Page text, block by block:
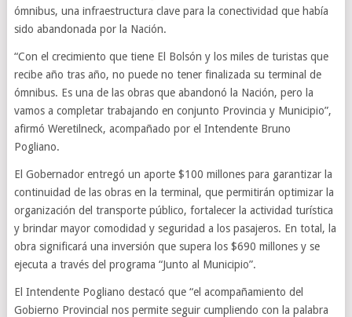
ómnibus, una infraestructura clave para la conectividad que había
sido abandonada por la Nación.
“Con el crecimiento que tiene El Bolsón y los miles de turistas que
recibe año tras año, no puede no tener finalizada su terminal de
ómnibus. Es una de las obras que abandonó la Nación, pero la
vamos a completar trabajando en conjunto Provincia y Municipio”,
afirmó Weretilneck, acompañado por el Intendente Bruno
Pogliano.
El Gobernador entregó un aporte $100 millones para garantizar la
continuidad de las obras en la terminal, que permitirán optimizar la
organización del transporte público, fortalecer la actividad turística
y brindar mayor comodidad y seguridad a los pasajeros. En total, la
obra significará una inversión que supera los $690 millones y se
ejecuta a través del programa “Junto al Municipio”.
El Intendente Pogliano destacó que “el acompañamiento del
Gobierno Provincial nos permite seguir cumpliendo con la palabra